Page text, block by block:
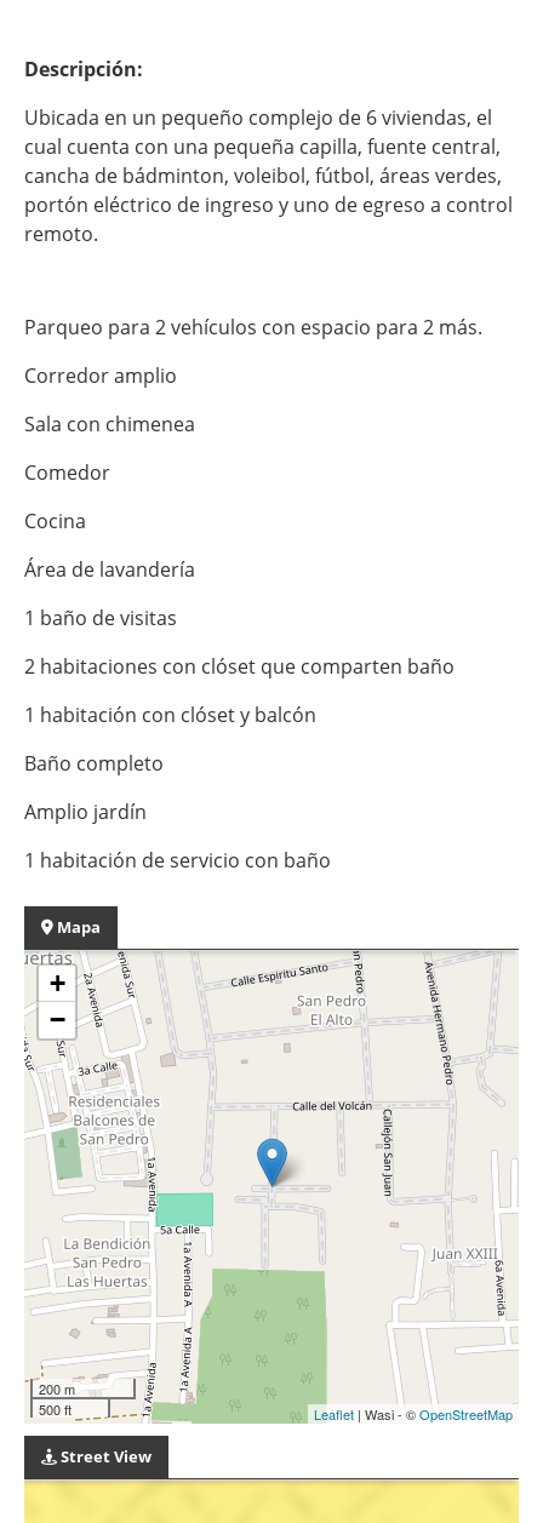
Descripción:
Ubicada en un pequeño complejo de 6 viviendas, el
cual cuenta con una pequeña capilla, fuente central,
cancha de bádminton, voleibol, fútbol, áreas verdes,
portón eléctrico de ingreso y uno de egreso a control
remoto.
Parqueo para 2 vehículos con espacio para 2 más.
Corredor amplio
Sala con chimenea
Comedor
Cocina
Área de lavandería
1 baño de visitas
2 habitaciones con clóset que comparten baño
1 habitación con clóset y balcón
Baño completo
Amplio jardín
1 habitación de servicio con baño
Mapa
+
−
200 m
500 ft
Leaflet | Wasi - ©OpenStreetMap
Street View